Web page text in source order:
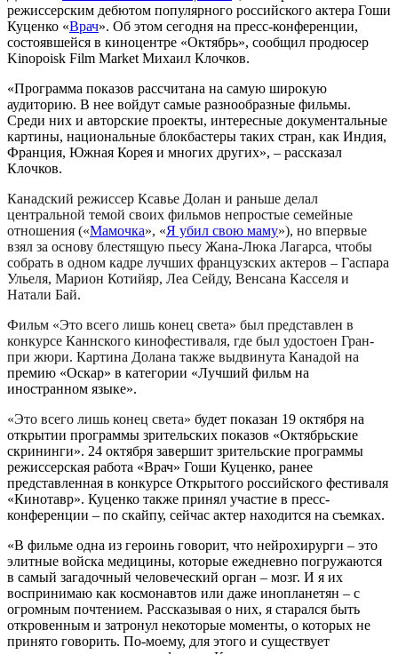
режиссерским дебютом популярного российского актера Гоши
Куценко «Врач». Об этом сегодня на пресс-конференции,
состоявшейся в киноцентре «Октябрь», сообщил продюсер
Kinopoisk Film Market Михаил Клочков.
«Программа показов рассчитана на самую широкую
аудиторию. В нее войдут самые разнообразные фильмы.
Среди них и авторские проекты, интересные документальные
картины, национальные блокбастеры таких стран, как Индия,
Франция, Южная Корея и многих других», – рассказал
Клочков.
Канадский режиссер Ксавье Долан и раньше делал
центральной темой своих фильмов непростые семейные
отношения («Мамочка», «Я убил свою маму»), но впервые
взял за основу блестящую пьесу Жана-Люка Лагарса, чтобы
собрать в одном кадре лучших французских актеров – Гаспара
Ульеля, Марион Котийяр, Леа Сейду, Венсана Касселя и
Натали Бай.
Фильм «Это всего лишь конец света» был представлен в
конкурсе Каннского кинофестиваля, где был удостоен Гран-
при жюри. Картина Долана также выдвинута Канадой на
премию «Оскар» в категории «Лучший фильм на
иностранном языке».
«Это всего лишь конец света» будет показан 19 октября на
открытии программы зрительских показов «Октябрьские
скрининги». 24 октября завершит зрительские программы
режиссерская работа «Врач» Гоши Куценко, ранее
представленная в конкурсе Открытого российского фестиваля
«Кинотавр». Куценко также принял участие в пресс-
конференции – по скайпу, сейчас актер находится на съемках.
«В фильме одна из героинь говорит, что нейрохирурги – это
элитные войска медицины, которые ежедневно погружаются
в самый загадочный человеческий орган – мозг. И я их
воспринимаю как космонавтов или даже инопланетян – с
огромным почтением. Рассказывая о них, я старался быть
откровенным и затронул некоторые моменты, о которых не
принято говорить. По-моему, для этого и существует